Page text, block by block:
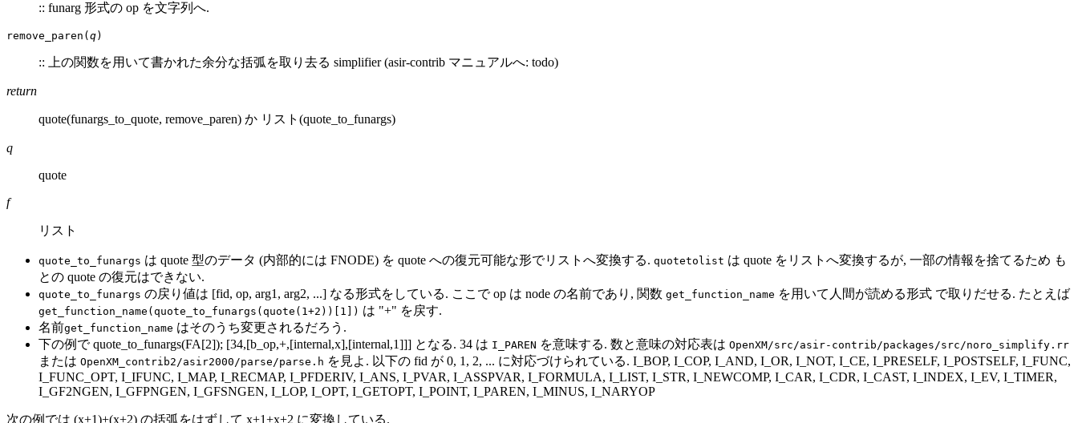
:: funarg 形式の op を文字列へ.
remove_paren(q)
:: 上の関数を用いて書かれた余分な括弧を取り去る simplifier (asir-contrib マニュアルへ: todo)
return
quote(funargs_to_quote, remove_paren) か リスト(quote_to_funargs)
q
quote
f
リスト
quote_to_funargs は quote 型のデータ (内部的には FNODE) を quote への復元可能な形でリストへ変換する. quotetolist は quote をリストへ変換するが, 一部の情報を捨てるため も
との quote の復元はできない.
quote_to_funargs の戻り値は [fid, op, arg1, arg2, ...] なる形式をしている. ここで op は node の名前であり, 関数 get_function_name を用いて人間が読める形式 で取りだせる. たとえば
get_function_name(quote_to_funargs(quote(1+2))[1]) は "+" を戻す.
名前get_function_name はそのうち変更されるだろう.
下の例で quote_to_funargs(FA[2]); [34,[b_op,+,[internal,x],[internal,1]]] となる. 34 は I_PAREN を意味する. 数と意味の対応表は OpenXM/src/asir-contrib/packages/src/noro_simplify.rr
または OpenXM_contrib2/asir2000/parse/parse.h を見よ. 以下の fid が 0, 1, 2, ... に対応づけられている. I_BOP, I_COP, I_AND, I_OR, I_NOT, I_CE, I_PRESELF, I_POSTSELF, I_FUNC,
I_FUNC_OPT, I_IFUNC, I_MAP, I_RECMAP, I_PFDERIV, I_ANS, I_PVAR, I_ASSPVAR, I_FORMULA, I_LIST, I_STR, I_NEWCOMP, I_CAR, I_CDR, I_CAST, I_INDEX, I_EV, I_TIMER,
I_GF2NGEN, I_GFPNGEN, I_GFSNGEN, I_LOP, I_OPT, I_GETOPT, I_POINT, I_PAREN, I_MINUS, I_NARYOP
次の例では (x+1)+(x+2) の括弧をはずして x+1+x+2 に変換している.